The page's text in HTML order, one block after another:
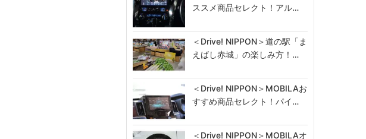
ススメ商品セレクト！アル…
＜Drive! NIPPON＞道の駅「ま
えばし赤城」の楽しみ方！…
＜Drive! NIPPON＞MOBILAお
すすめ商品セレクト！パイ…
＜Drive! NIPPON＞MOBILAオ